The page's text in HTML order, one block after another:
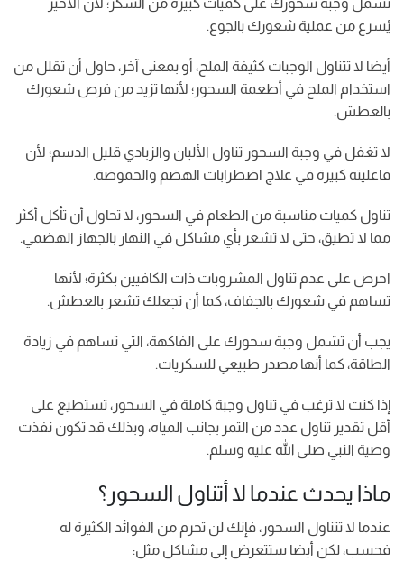
يُسرع من عملية شعورك بالجوع.
أيضا لا تتناول الوجبات كثيفة الملح، أو بمعنى آخر، حاول أن تقلل من
استخدام الملح في أطعمة السحور؛ لأنها تزيد من فرص شعورك
بالعطش.
لا تغفل في وجبة السحور تناول الألبان والزبادي قليل الدسم؛ لأن
فاعليته كبيرة في علاج اضطرابات الهضم والحموضة.
تناول كميات مناسبة من الطعام في السحور، لا تحاول أن تأكل أكثر
مما لا تطيق، حتى لا تشعر بأي مشاكل في النهار بالجهاز الهضمي.
احرص على عدم تناول المشروبات ذات الكافيين بكثرة؛ لأنها
تساهم في شعورك بالجفاف، كما أن تجعلك تشعر بالعطش.
يجب أن تشمل وجبة سحورك على الفاكهة، التي تساهم في زيادة
الطاقة، كما أنها مصدر طبيعي للسكريات.
إذا كنت لا ترغب في تناول وجبة كاملة في السحور، تستطيع على
أقل تقدير تناول عدد من التمر بجانب المياه، وبذلك قد تكون نفذت
وصية النبي صلى الله عليه وسلم.
ماذا يحدث عندما لا أتناول السحور؟
عندما لا تتناول السحور، فإنك لن تحرم من الفوائد الكثيرة له
فحسب، لكن أيضا ستتعرض إلى مشاكل مثل: